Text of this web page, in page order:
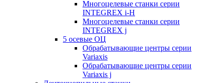
Многоцелевые станки серии
INTEGREX i-H
Многоцелевые станки серии
INTEGREX j
5 осевые ОЦ
Обрабатывающие центры серии
Variaxis
Обрабатывающие центры серии
Variaxis j